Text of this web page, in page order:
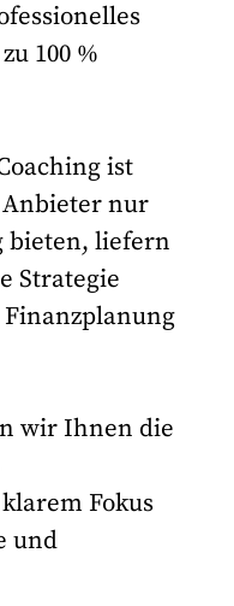
100 %
ist
nur
bieten, liefern
Strategie
wir Ihnen die
Fokus
und